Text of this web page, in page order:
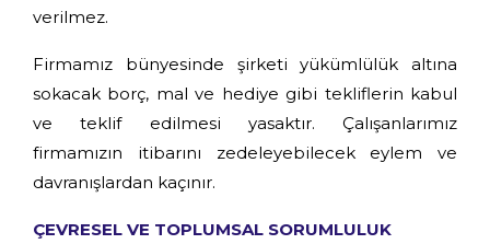
verilmez.
Firmamız bünyesinde şirketi yükümlülük altına
sokacak borç, mal ve hediye gibi tekliflerin kabul
ve teklif edilmesi yasaktır. Çalışanlarımız
firmamızın itibarını zedeleyebilecek eylem ve
davranışlardan kaçınır.
ÇEVRESEL VE TOPLUMSAL SORUMLULUK